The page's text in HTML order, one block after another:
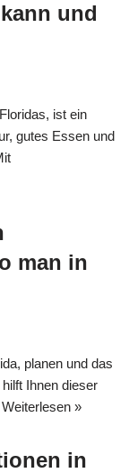
und
ist ein
gutes Essen und
man in
planen und das
Ihnen dieser
Weiterlesen »
in